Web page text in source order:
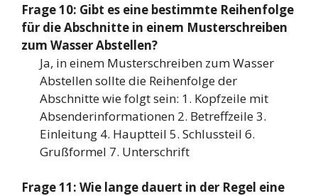
Frage 10: Gibt es eine bestimmte Reihenfolge
für die Abschnitte in einem Musterschreiben
zum Wasser Abstellen?
Ja, in einem Musterschreiben zum Wasser
Abstellen sollte die Reihenfolge der
Abschnitte wie folgt sein: 1. Kopfzeile mit
Absenderinformationen 2. Betreffzeile 3.
Einleitung 4. Hauptteil 5. Schlussteil 6.
Grußformel 7. Unterschrift
Frage 11: Wie lange dauert in der Regel eine